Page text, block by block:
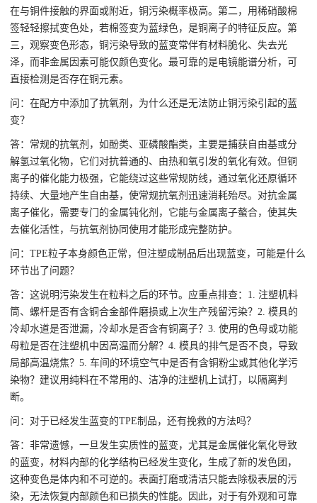
在与铜件接触的界面或附近，铜污染概率极高。第二，用稀硝酸棉
签轻轻擦拭变色处，若棉签变为蓝绿色，是铜离子的特征反应。第
三，观察变色形态，铜污染导致的蓝变常伴有材料脆化、失去光
泽，而非金属因素可能仅颜色变化。最可靠的是电镜能谱分析，可
直接检测是否存在铜元素。
问：在配方中添加了抗氧剂，为什么还是无法防止铜污染引起的蓝
变？
答：常规的抗氧剂，如酚类、亚磷酸酯类，主要是捕获自由基或分
解氢过氧化物，它们对抗普通的、由热和氧引发的氧化有效。但铜
离子的催化能力极强，它能绕过这些常规防线，通过氧化还原循环
持续、大量地产生自由基，使常规抗氧剂迅速消耗殆尽。对抗金属
离子催化，需要专门的金属钝化剂，它能与金属离子螯合，使其失
去催化活性，与抗氧剂协同使用才能形成完整防护。
问：TPE粒子本身颜色正常，但注塑成制品后出现蓝变，可能是什么
环节出了问题？
答：这说明污染发生在粒料之后的环节。应重点排查：1. 注塑机料
筒、螺杆是否有含铜合金部件磨损或上次生产残留污染？2. 模具的
冷却水道是否泄漏，冷却水是否含有铜离子？3. 使用的色母或功能
母粒是否在注塑机中因高温而分解？4. 模具的排气是否不良，导致
局部高温烧焦？5. 车间的环境空气中是否有含铜粉尘或其他化学污
染物？建议用纯料在不常用的、洁净的注塑机上试打，以隔离判
断。
问：对于已经发生蓝变的TPE制品，还有挽救的方法吗？
答：非常遗憾，一旦发生实质性的蓝变，尤其是金属催化氧化导致
的蓝变，材料内部的化学结构已经发生变化，生成了新的发色团，
这种变色是体内和不可逆的。表面打磨或清洁只能去除极表层的污
染，无法恢复内部颜色和已损失的性能。因此，对于有外观和可靠